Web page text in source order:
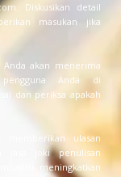
Diskusikan detail
masukan jika
Anda akan menerima
Anda di
dan periksa apakah
memberikan ulasan
jasa joki penulisan
meningkatkan